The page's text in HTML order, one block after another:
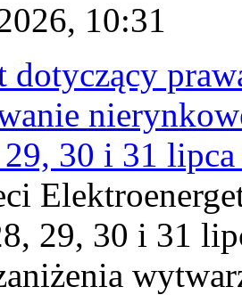
10:31
30 i 31
29, 30 i 31